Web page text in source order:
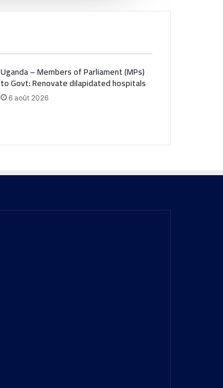
Uganda – Members of Parliament (MPs)
to Govt: Renovate dilapidated hospitals
6 août 2026